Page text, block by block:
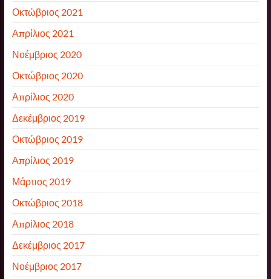
Οκτώβριος 2021
Απρίλιος 2021
Νοέμβριος 2020
Οκτώβριος 2020
Απρίλιος 2020
Δεκέμβριος 2019
Οκτώβριος 2019
Απρίλιος 2019
Μάρτιος 2019
Οκτώβριος 2018
Απρίλιος 2018
Δεκέμβριος 2017
Νοέμβριος 2017